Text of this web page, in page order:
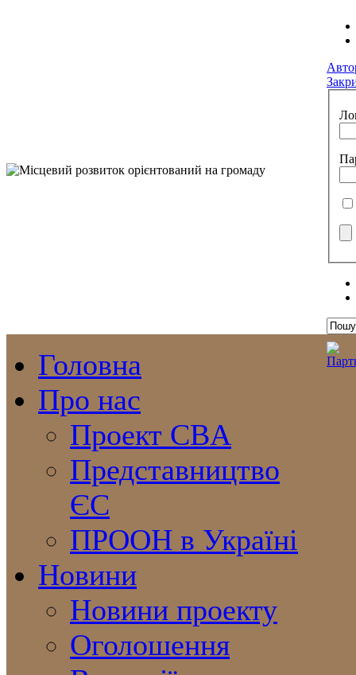
Головна
Про нас
Проект CBA
Представництво
ЄС
ПРООН в Україні
Новини
Новини проекту
Оголошення